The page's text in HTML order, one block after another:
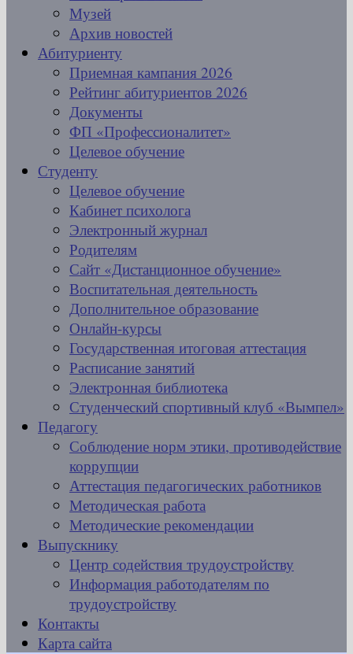
Музей
Архив новостей
Абитуриенту
Приемная кампания 2026
Рейтинг абитуриентов 2026
Документы
ФП «Профессионалитет»
Целевое обучение
Студенту
Целевое обучение
Кабинет психолога
Электронный журнал
Родителям
Сайт «Дистанционное обучение»
Воспитательная деятельность
Дополнительное образование
Онлайн-курсы
Государственная итоговая аттестация
Расписание занятий
Электронная библиотека
Студенческий спортивный клуб «Вымпел»
Педагогу
Соблюдение норм этики, противодействие
коррупции
Аттестация педагогических работников
Методическая работа
Методические рекомендации
Выпускнику
Центр содействия трудоустройству
Информация работодателям по
трудоустройству
Контакты
Карта сайта